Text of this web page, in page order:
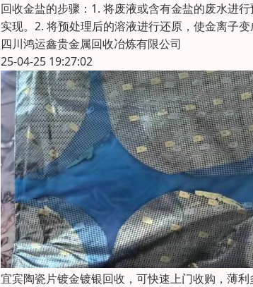
回收金盐的步骤：1. 将废液或含有金盐的废水进
实现。2. 将预处理后的溶液进行还原，使金离子
四川鸿运鑫贵金属回收冶炼有限公司
25-04-25 19:27:02
宜宾陶瓷片镀金镀银回收，可快速上门收购，薄利